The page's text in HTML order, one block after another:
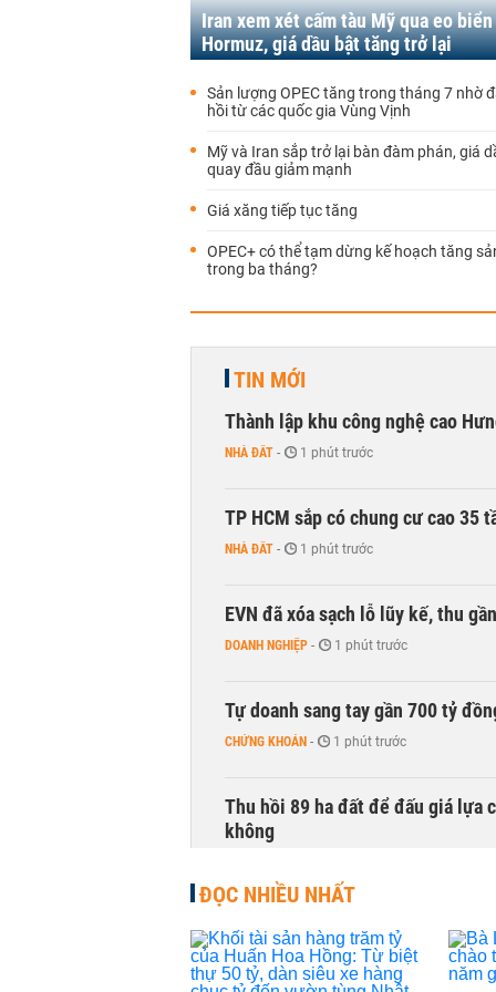
Iran xem xét cấm tàu Mỹ qua eo biển
Hormuz, giá dầu bật tăng trở lại
Sản lượng OPEC tăng trong tháng 7 nhờ
hồi từ các quốc gia Vùng Vịnh
Mỹ và Iran sắp trở lại bàn đàm phán, giá
quay đầu giảm mạnh
Giá xăng tiếp tục tăng
OPEC+ có thể tạm dừng kế hoạch tăng
trong ba tháng?
TIN MỚI
Thành lập khu công nghệ cao
NHÀ ĐẤT - 1 phút trước
TP HCM sắp có chung cư cao 35
NHÀ ĐẤT - 1 phút trước
EVN đã xóa sạch lỗ lũy kế, thu
DOANH NGHIỆP - 1 phút trước
Tự doanh sang tay gần 700 tỷ
CHỨNG KHOÁN - 1 phút trước
Thu hồi 89 ha đất để đấu giá lựa
không
Dòng tiền ngoại bất ngờ trở lại
CHỨNG KHOÁN - 1 phút trước
ĐỌC NHIỀU NHẤT